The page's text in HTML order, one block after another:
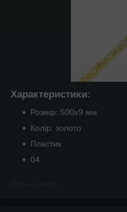
Характеристики:
Розмір: 500х9 мм
Колір: золото
Пластик
04